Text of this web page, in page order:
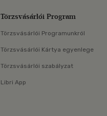
Törzsvásárlói Program
Törzsvásárlói Programunkról
Törzsvásárlói Kártya egyenlege
Törzsvásárlói szabályzat
Libri App